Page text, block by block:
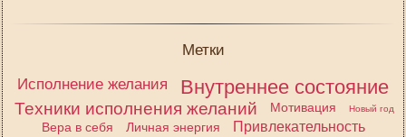
Метки
Исполнение желания
Внутреннее состояние
Техники исполнения желаний Мотивация Новый год
Вера в себя Личная энергия
Привлекательность